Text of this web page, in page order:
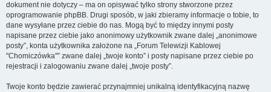
dokument nie dotyczy – ma on opisywać tylko strony stworzone przez
oprogramowanie phpBB. Drugi sposób, w jaki zbieramy informacje o tobie, to
dane wysyłane przez ciebie do nas. Mogą być to między innymi posty
napisane przez ciebie jako anonimowy użytkownik zwane dalej „anonimowe
posty”, konta użytkownika założone na „Forum Telewizji Kablowej
"Chomiczówka"” zwane dalej „twoje konto” i posty napisane przez ciebie po
rejestracji i zalogowaniu zwane dalej „twoje posty”.
Twoje konto będzie zawierać przynajmniej unikalną identyfikacyjną nazwę